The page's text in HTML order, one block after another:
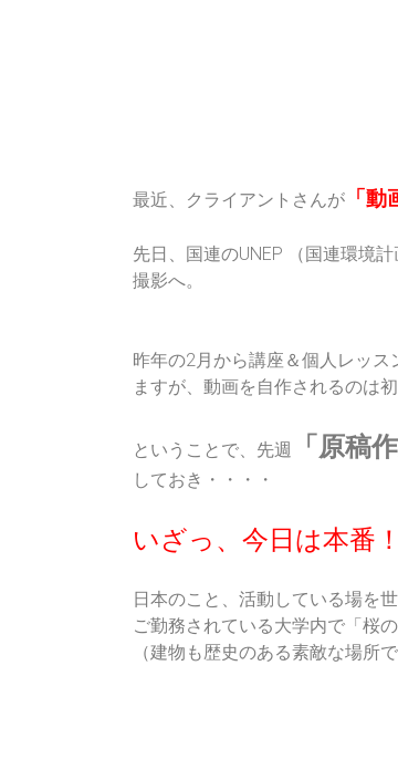
最近、クライアントさんが 「
先日、国連のUNEP （国連環境
撮影へ。
昨年の2月から講座＆個人レッ
ますが、動画を自作されるのは初
ということで、先週 「原稿
しておき・・・・
いざっ、今日は本番！
日本のこと、活動している場を
ご勤務されている大学内で「桜
（建物も歴史のある素敵な場所で